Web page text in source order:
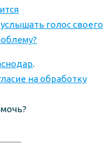
голос своего
.
на обработку